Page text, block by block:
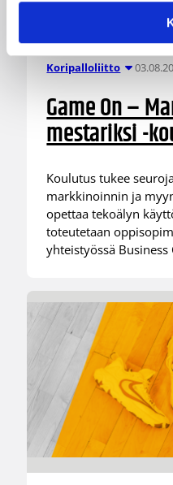
Koripalloliitto
Game On –
mestariksi -
Koulutus tukee
markkinoinnin ja
opettaa tekoälyn
toteutetaan
yhteistyössä Business